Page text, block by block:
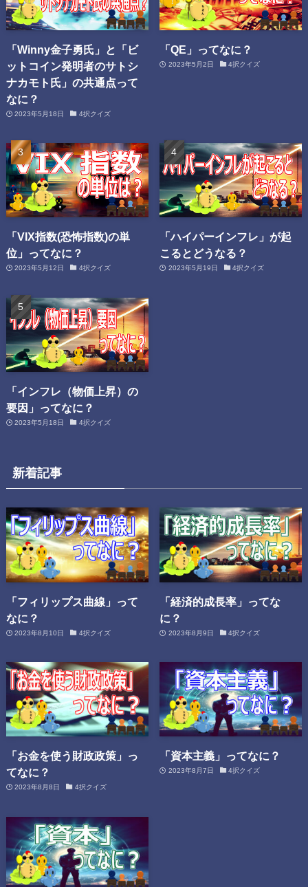
「Winny金子勇氏」と「ビ
ットコイン発明者のサトシ
ナカモト氏」の共通点って
なに？
2023年5月18日 4択クイズ
「QE」ってなに？
2023年5月2日 4択クイズ
「VIX指数(恐怖指数)の単
位」ってなに？
2023年5月12日 4択クイズ
「ハイパーインフレ」が起
こるとどうなる？
2023年5月19日 4択クイズ
「インフレ（物価上昇）の
要因」ってなに？
2023年5月18日 4択クイズ
新着記事
「フィリップス曲線」って
なに？
2023年8月10日 4択クイズ
「経済的成長率」ってな
に？
2023年8月9日 4択クイズ
「お金を使う財政政策」っ
てなに？
2023年8月8日 4択クイズ
「資本主義」ってなに？
2023年8月7日 4択クイズ